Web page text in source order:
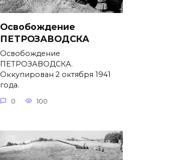
Освобождение
ПЕТРОЗАВОДСКА
Освобождение
ПЕТРОЗАВОДСКА.
Оккупирован 2 октября 1941
года.
0 100